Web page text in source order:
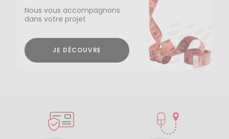
Nous vous accompagnons
dans votre projet
JE DÉCOUVRE